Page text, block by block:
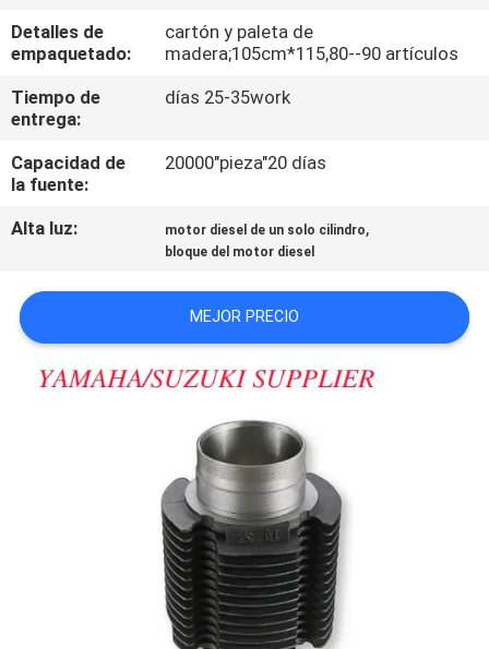
DE
CALIDAD
ÉNTRENOS
EN
CONTACTO
NOTICIAS
Detalles de
empaquetado:
cartón y paleta de
madera;105cm*115,80--90 artículos
Tiempo de
entrega:
días 25-35work
Capacidad de
la fuente:
20000"pieza"20 días
Alta luz: motor diesel de un solo cilindro,
bloque del motor diesel
MEJOR PRECIO